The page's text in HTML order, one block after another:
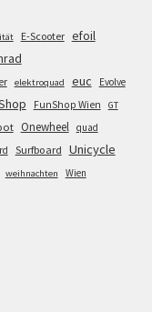
E-Scooter efoil
elektroquad euc
Evolve
FunShop Wien GT
Onewheel quad
Surfboard Unicycle
weihnachten
Wien